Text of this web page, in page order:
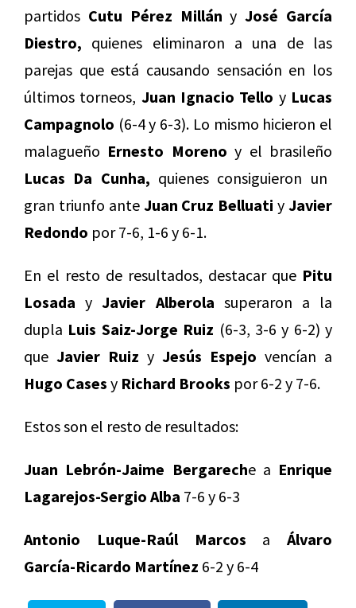
partidos Cutu Pérez Millán yJosé García
Diestro, quienes eliminaron a una de las
parejas que está causando sensación en los
últimos torneos, Juan Ignacio Tello y Lucas
Campagnolo (6-4 y 6-3). Lo mismo hicieron el
malagueño Ernesto Moreno y el brasileño
Lucas Da Cunha, quienes consiguieron un
gran triunfo ante Juan Cruz Belluati y Javier
Redondo por 7-6, 1-6 y 6-1.
En el resto de resultados, destacar que Pitu
Losada yJavier Alberola superaron a la
dupla Luis Saiz-Jorge Ruiz (6-3, 3-6 y 6-2) y
que Javier Ruiz y Jesús Espejo vencían a
Hugo Cases y Richard Brooks por 6-2 y 7-6.
Estos son el resto de resultados:
Juan Lebrón-Jaime Bergareche a Enrique
Lagarejos-Sergio Alba 7-6 y 6-3
Antonio Luque-Raúl Marcos a Álvaro
García-Ricardo Martínez 6-2 y 6-4